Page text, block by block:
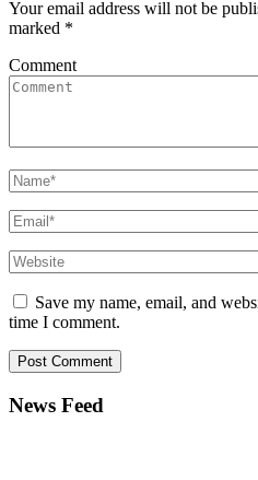
Your email address will not be
marked *
Comment
Save my name, email, and
time I comment.
News Feed